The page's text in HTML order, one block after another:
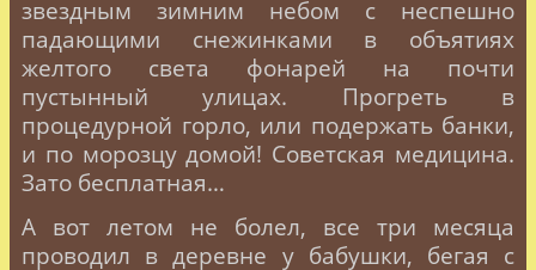
звездным зимним небом с неспешно
падающими снежинками в объятиях
желтого света фонарей на почти
пустынный улицах. Прогреть в
процедурной горло, или подержать банки,
и по морозцу домой! Советская медицина.
Зато бесплатная…
А вот летом не болел, все три месяца
проводил в деревне у бабушки, бегая с